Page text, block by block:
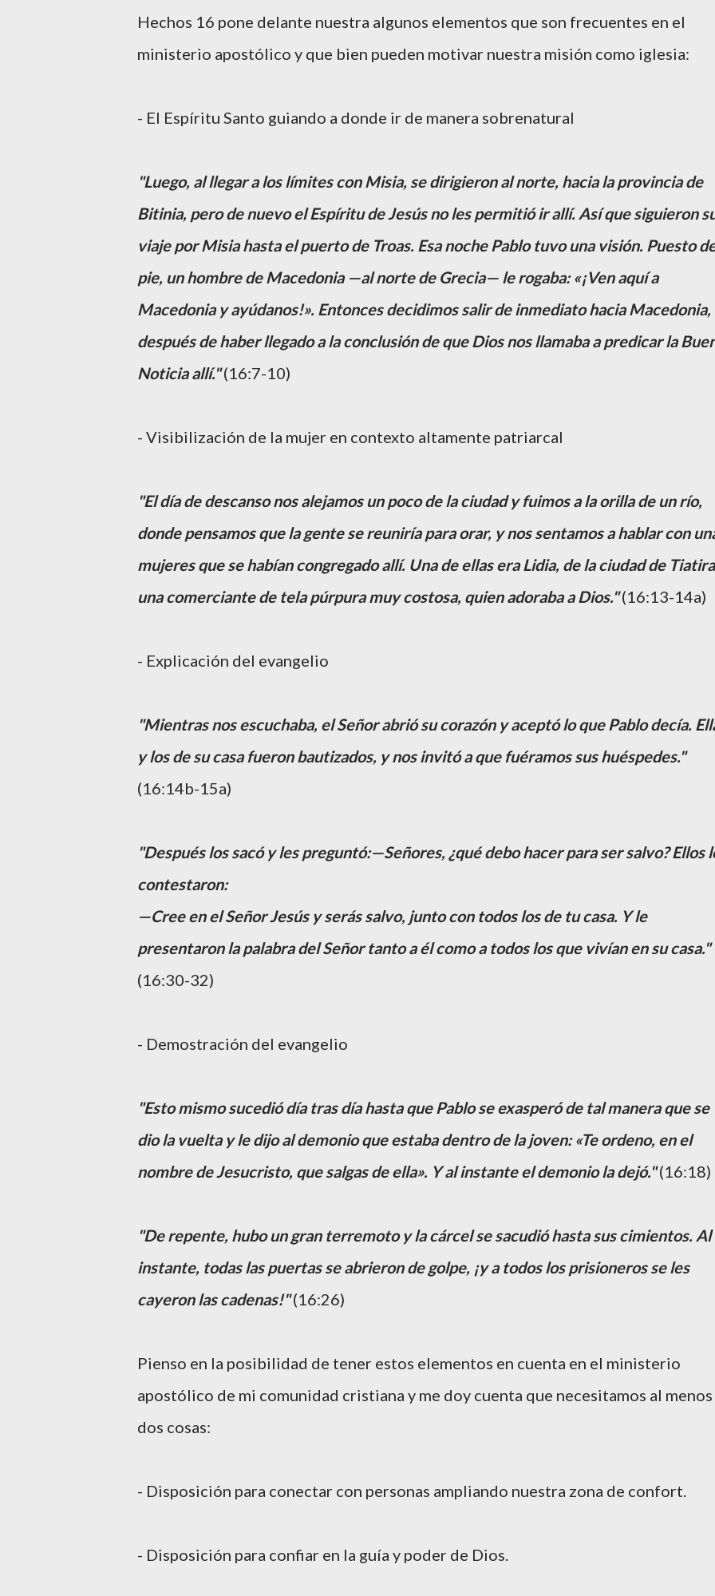
Hechos 16 pone delante nuestra algunos elementos que son frecuentes en el
ministerio apostólico y que bien pueden motivar nuestra misión como iglesia:
- El Espíritu Santo guiando a donde ir de manera sobrenatural
"Luego, al llegar a los límites con Misia, se dirigieron al norte, hacia la provincia de
Bitinia, pero de nuevo el Espíritu de Jesús no les permitió ir allí. Así que siguieron
viaje por Misia hasta el puerto de Troas. Esa noche Pablo tuvo una visión. Puesto
pie, un hombre de Macedonia —al norte de Grecia— le rogaba: «¡Ven aquí a
Macedonia y ayúdanos!». Entonces decidimos salir de inmediato hacia Macedonia,
después de haber llegado a la conclusión de que Dios nos llamaba a predicar la
Noticia allí."(16:7-10)
- Visibilización de la mujer en contexto altamente patriarcal
"El día de descanso nos alejamos un poco de la ciudad y fuimos a la orilla de un río,
donde pensamos que la gente se reuniría para orar, y nos sentamos a hablar con
mujeres que se habían congregado allí. Una de ellas era Lidia, de la ciudad de
una comerciante de tela púrpura muy costosa, quien adoraba a Dios."(16:13-14a)
- Explicación del evangelio
"Mientras nos escuchaba, el Señor abrió su corazón y aceptó lo que Pablo decía.
y los de su casa fueron bautizados, y nos invitó a que fuéramos sus huéspedes."
(16:14b-15a)
"Después los sacó y les preguntó:—Señores, ¿qué debo hacer para ser salvo? Ellos
contestaron:
—Cree en el Señor Jesús y serás salvo, junto con todos los de tu casa. Y le
presentaron la palabra del Señor tanto a él como a todos los que vivían en su casa."
(16:30-32)
- Demostración del evangelio
"Esto mismo sucedió día tras día hasta que Pablo se exasperó de tal manera que se
dio la vuelta y le dijo al demonio que estaba dentro de la joven: «Te ordeno, en el
nombre de Jesucristo, que salgas de ella». Y al instante el demonio la dejó."(16:18)
"De repente, hubo un gran terremoto y la cárcel se sacudió hasta sus cimientos. Al
instante, todas las puertas se abrieron de golpe, ¡y a todos los prisioneros se les
cayeron las cadenas!"(16:26)
Pienso en la posibilidad de tener estos elementos en cuenta en el ministerio
apostólico de mi comunidad cristiana y me doy cuenta que necesitamos al menos
dos cosas:
- Disposición para conectar con personas ampliando nuestra zona de confort.
- Disposición para confiar en la guía y poder de Dios.